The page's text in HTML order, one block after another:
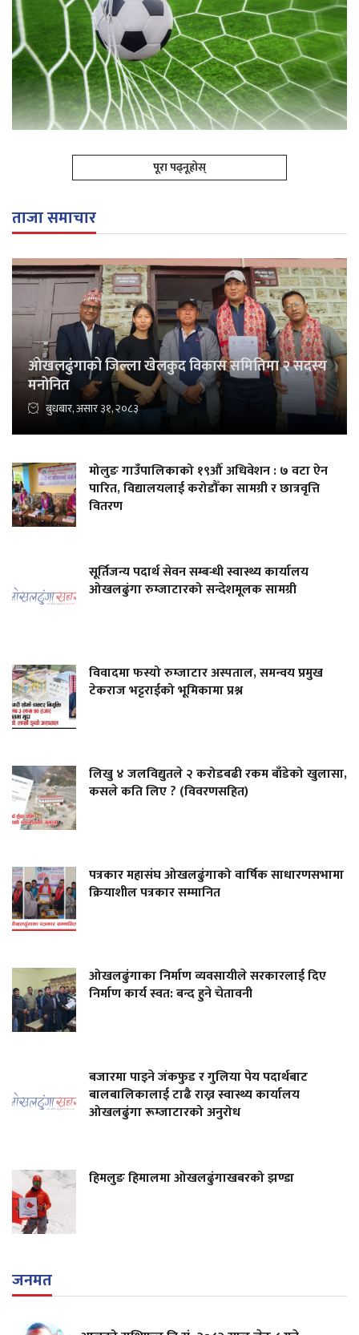
पूरा पढ्नूहोस्
ताजा समाचार
ओखलढुंगाको जिल्ला खेलकुद विकास समितिमा २ सदस्य
मनोनित
बुधबार, असार ३१, २०८३
मोलुङ गाउँपालिकाको १९औँ अधिवेशन : ७ वटा ऐन
पारित, विद्यालयलाई करोडौँका सामग्री र छात्रवृत्ति
वितरण
सूर्तिजन्य पदार्थ सेवन सम्बन्धी स्वास्थ्य कार्यालय
ओखलढुंगा रुम्जाटारको सन्देशमूलक सामग्री
विवादमा फस्यो रुम्जाटार अस्पताल, समन्वय प्रमुख
टेकराज भट्टराईको भूमिकामा प्रश्न
लिखु ४ जलविद्युतले २ करोडबढी रकम बाँडेको खुलासा,
कसले कति लिए ? (विवरणसहित)
पत्रकार महासंघ ओखलढुंगाको वार्षिक साधारणसभामा
क्रियाशील पत्रकार सम्मानित
ओखलढुंगाका निर्माण व्यवसायीले सरकारलाई दिए
निर्माण कार्य स्वत: बन्द हुने चेतावनी
बजारमा पाइने जंकफुड र गुलिया पेय पदार्थबाट
बालबालिकालाई टाढै राख्न स्वास्थ्य कार्यालय
ओखलढुंगा रूम्जाटारको अनुरोध
हिमलुङ हिमालमा ओखलढुंगाखबरको झण्डा
जनमत